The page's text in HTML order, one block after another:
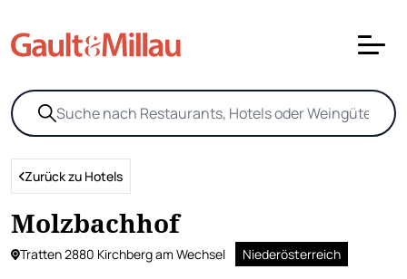
Zurück zu Hotels
Molzbachhof
Tratten 2880 Kirchberg am Wechsel Niederösterreich